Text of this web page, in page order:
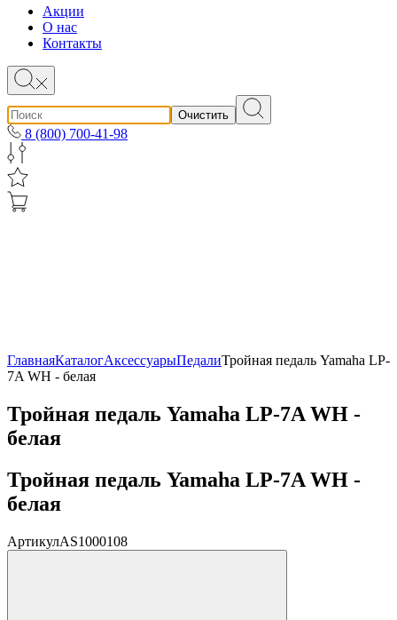
Акции
О нас
Контакты
Очистить
8 (800) 700-41-98
ГлавнаяКаталогАксессуарыПедалиТройная педаль Yamaha LP-
7A WH - белая
Тройная педаль Yamaha LP-7A WH -
белая
Тройная педаль Yamaha LP-7A WH -
белая
АртикулAS1000108